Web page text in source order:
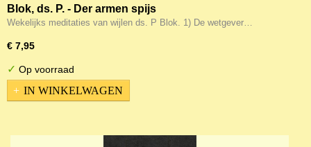
Blok, ds. P. - Der armen spijs
Wekelijks meditaties van wijlen ds. P Blok. 1) De wetgever…
€ 7,95
✓ Op voorraad
IN WINKELWAGEN